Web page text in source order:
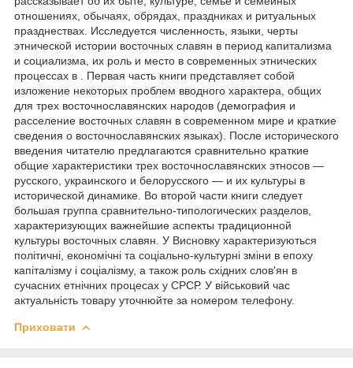
отношениях, обычаях, обрядах, праздниках и ритуальных
празднествах. Исследуется численность, языки, черты
этнической истории восточных славян в период капитализма
и социализма, их роль и место в современных этнических
процессах в . Первая часть книги представляет собой
изложение некоторых проблем вводного характера, общих
для трех восточнославянских народов (демография и
расселение восточных славян в современном мире и краткие
сведения о восточнославянских языках). После исторического
введения читателю предлагаются сравнительно краткие
общие характеристики трех восточнославянских этносов —
русского, украинского и белорусского — и их культуры в
исторической динамике. Во второй части книги следует
большая группа сравнительно-типологических разделов,
характеризующих важнейшие аспекты традиционной
культуры восточных славян. У Висновку характеризуються
політичні, економічні та соціально-культурні зміни в епоху
капіталізму і соціалізму, а також роль східних слов'ян в
сучасних етнічних процесах у СРСР. У військовий час
актуальність товару уточнюйте за номером телефону.
Приховати